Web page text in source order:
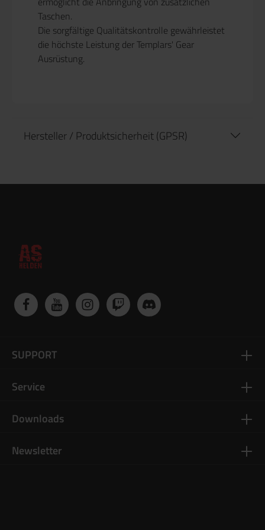
Taschen.
Die sorgfältige Qualitätskontrolle gewährleistet
die höchste Leistung der Templars' Gear
Ausrüstung.
Hersteller / Produktsicherheit (GPSR)
Newsletter
SUPPORT
Service
Downloads